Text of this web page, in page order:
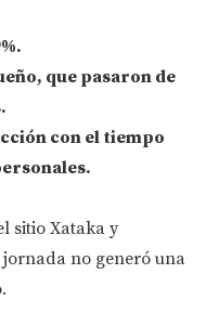
.
, que pasaron de
con el tiempo
.
sitio Xataka y
no generó una